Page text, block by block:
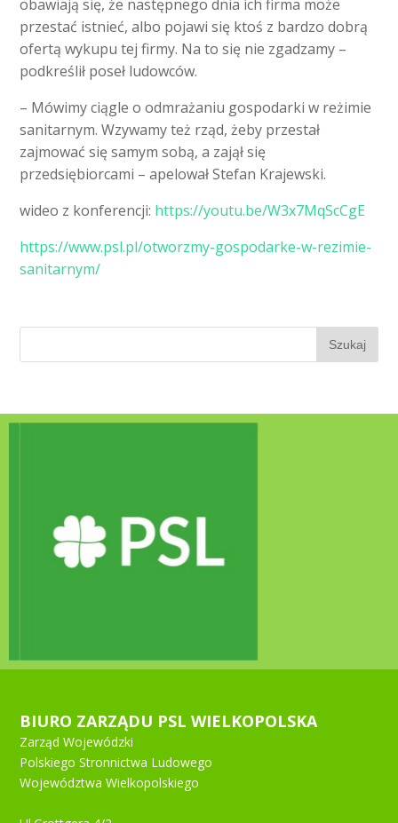
obawiają się, że następnego dnia ich firma może
przestać istnieć, albo pojawi się ktoś z bardzo dobrą
ofertą wykupu tej firmy. Na to się nie zgadzamy –
podkreślił poseł ludowców.
– Mówimy ciągle o odmrażaniu gospodarki w reżimie
sanitarnym. Wzywamy też rząd, żeby przestał
zajmować się samym sobą, a zajął się
przedsiębiorcami – apelował Stefan Krajewski.
wideo z konferencji: https://youtu.be/W3x7MqScCgE
https://www.psl.pl/otworzmy-gospodarke-w-rezimie-
sanitarnym/
BIURO ZARZĄDU PSL WIELKOPOLSKA
Zarząd Wojewódzki
Polskiego Stronnictwa Ludowego
Województwa Wielkopolskiego